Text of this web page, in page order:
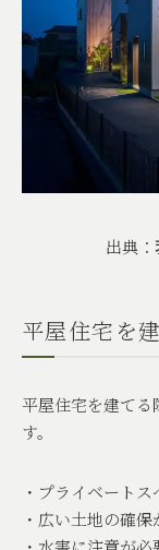
出典：
平屋住宅を
平屋住宅を建てる
す。
・プライベート
・広い土地の確保